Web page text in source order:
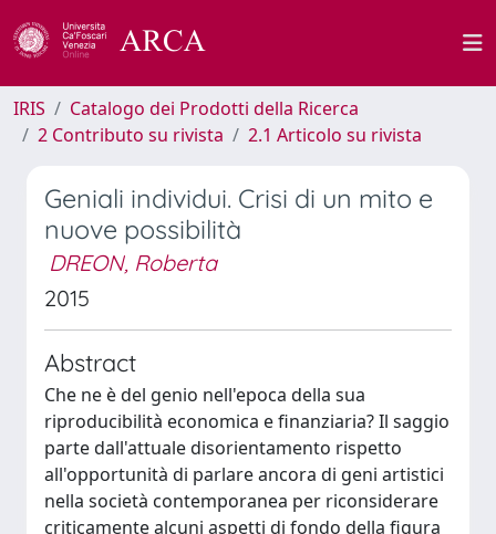
IRIS
Catalogo dei Prodotti della Ricerca
2 Contributo su rivista
2.1 Articolo su rivista
Geniali individui. Crisi di un mito e
nuove possibilità
DREON, Roberta
2015
Abstract
Che ne è del genio nell'epoca della sua
riproducibilità economica e finanziaria? Il saggio
parte dall'attuale disorientamento rispetto
all'opportunità di parlare ancora di geni artistici
nella società contemporanea per riconsiderare
criticamente alcuni aspetti di fondo della figura